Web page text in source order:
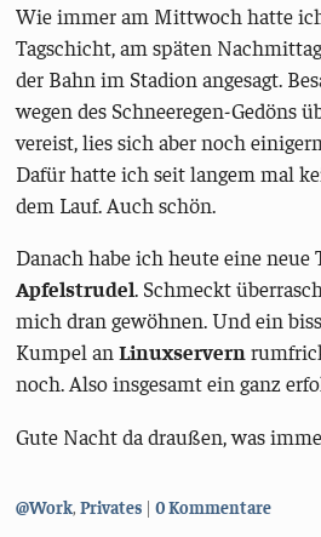
Wie immer am Mittwoch hatte
Tagschicht, am späten
der Bahn im Stadion angesagt.
wegen des Schneeregen-Gedöns
vereist, lies sich aber noch
Dafür hatte ich seit langem mal
dem Lauf. Auch schön.
Danach habe ich heute eine neue
Apfelstrudel. Schmeckt
mich dran gewöhnen. Und ein
Kumpel anLinuxservern
noch. Also insgesamt ein ganz
Gute Nacht da draußen, was
Kategorien:
@Work,Privates 0 Kommentare